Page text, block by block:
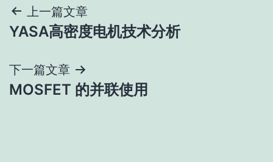
文
章
导
航
上一篇文章
YASA高密度电机技术分析
下一篇文章
MOSFET 的并联使用